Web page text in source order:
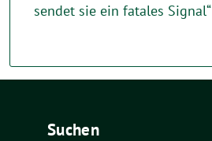
sendet sie ein fatales Signal“
Suchen